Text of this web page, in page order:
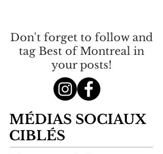
Don't forget to follow and
tag Best of Montreal in
your posts!
MÉDIAS SOCIAUX
CIBLÉS